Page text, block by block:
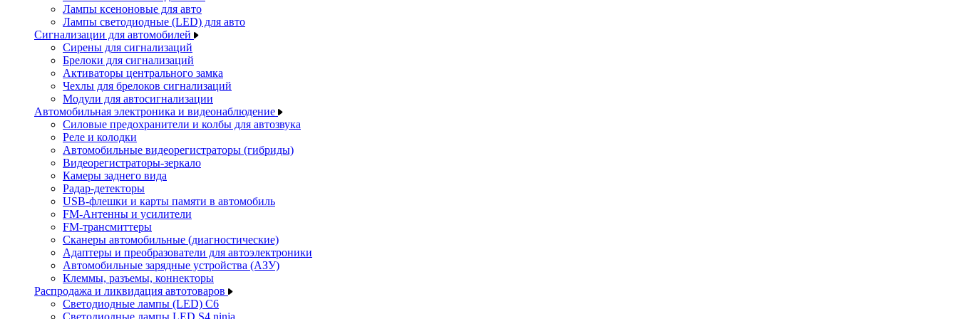
Лампы ксеноновые для авто
Лампы светодиодные (LED) для авто
Сигнализации для автомобилей
Сирены для сигнализаций
Брелоки для сигнализаций
Активаторы центрального замка
Чехлы для брелоков сигнализаций
Модули для автосигнализации
Автомобильная электроника и видеонаблюдение
Силовые предохранители и колбы для автозвука
Реле и колодки
Автомобильные видеорегистраторы (гибриды)
Видеорегистраторы-зеркало
Камеры заднего вида
Радар-детекторы
USB-флешки и карты памяти в автомобиль
FM-Антенны и усилители
FM-трансмиттеры
Сканеры автомобильные (диагностические)
Адаптеры и преобразователи для автоэлектроники
Автомобильные зарядные устройства (АЗУ)
Клеммы, разъемы, коннекторы
Распродажа и ликвидация автотоваров
Светодиодные лампы (LED) C6
Светодиодные лампы LED S4 ninja